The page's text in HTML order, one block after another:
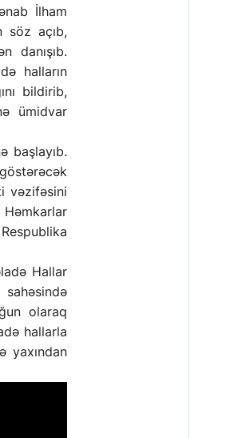
İlham
söz açıb,
danışıb.
halların
bildirib,
ümidvar
başlayıb.
vəzifəsini
Hallar
olaraq
hallarla
yaxından